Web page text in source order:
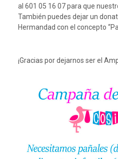
al 601 05 16 07 para que
También puedes dejar un
Hermandad con el concepto
¡Gracias por dejarnos ser el